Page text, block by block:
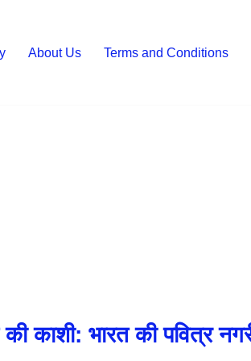
About Us Terms and Conditions
काशी: भारत की पवित्र